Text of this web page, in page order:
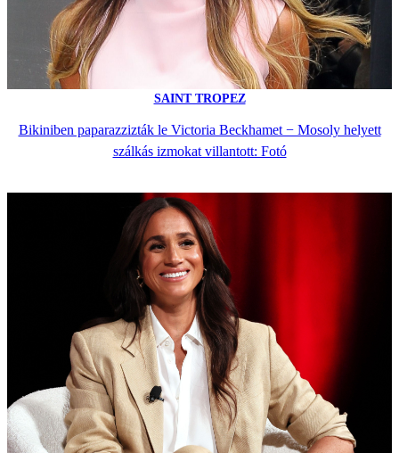
SAINT TROPEZ
Bikiniben paparazzizták le Victoria Beckhamet − Mosoly helyett
szálkás izmokat villantott: Fotó